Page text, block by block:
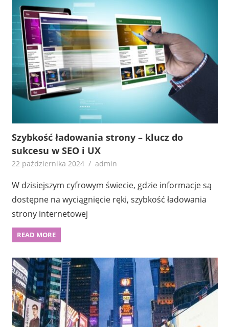
Szybkość ładowania strony – klucz do
sukcesu w SEO i UX
22 października 2024 admin
W dzisiejszym cyfrowym świecie, gdzie informacje są
dostępne na wyciągnięcie ręki, szybkość ładowania
strony internetowej
READ MORE